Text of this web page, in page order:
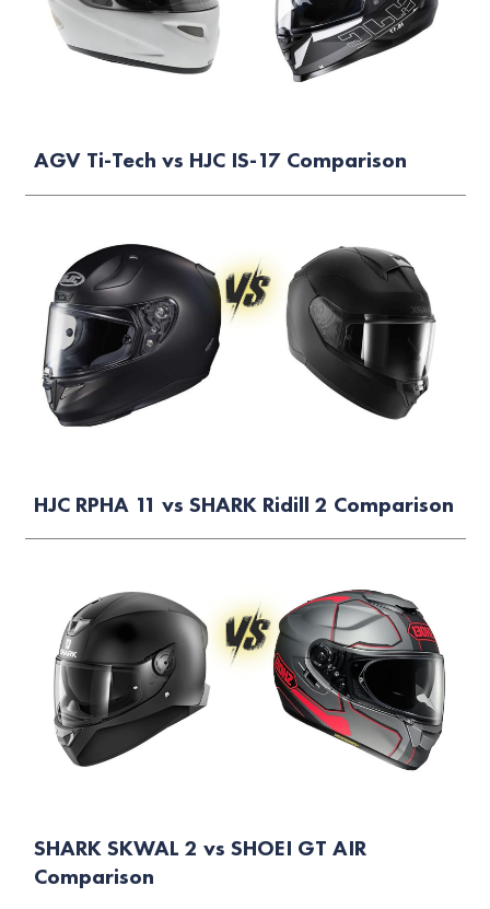
AGV Ti-Tech vs HJC IS-17 Comparison
HJC RPHA 11 vs SHARK Ridill 2 Comparison
SHARK SKWAL 2 vs SHOEI GT AIR
Comparison